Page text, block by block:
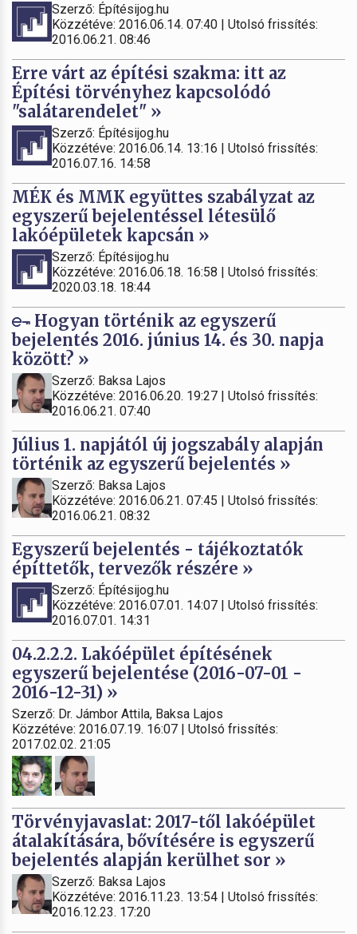
Szerző: Építésijog.hu
Közzétéve: 2016.06.14. 07:40 | Utolsó frissítés:
2016.06.21. 08:46
Erre várt az építési szakma: itt az
Építési törvényhez kapcsolódó
"salátarendelet" »
Szerző: Építésijog.hu
Közzétéve: 2016.06.14. 13:16 | Utolsó frissítés:
2016.07.16. 14:58
MÉK és MMK együttes szabályzat az
egyszerű bejelentéssel létesülő
lakóépületek kapcsán »
Szerző: Építésijog.hu
Közzétéve: 2016.06.18. 16:58 | Utolsó frissítés:
2020.03.18. 18:44
Hogyan történik az egyszerű
bejelentés 2016. június 14. és 30. napja
között? »
Szerző: Baksa Lajos
Közzétéve: 2016.06.20. 19:27 | Utolsó frissítés:
2016.06.21. 07:40
Július 1. napjától új jogszabály alapján
történik az egyszerű bejelentés »
Szerző: Baksa Lajos
Közzétéve: 2016.06.21. 07:45 | Utolsó frissítés:
2016.06.21. 08:32
Egyszerű bejelentés - tájékoztatók
építtetők, tervezők részére »
Szerző: Építésijog.hu
Közzétéve: 2016.07.01. 14:07 | Utolsó frissítés:
2016.07.01. 14:31
04.2.2.2. Lakóépület építésének
egyszerű bejelentése (2016-07-01 -
2016-12-31) »
Szerző: Dr. Jámbor Attila, Baksa Lajos
Közzétéve: 2016.07.19. 16:07 | Utolsó frissítés:
2017.02.02. 21:05
Törvényjavaslat: 2017-től lakóépület
átalakítására, bővítésére is egyszerű
bejelentés alapján kerülhet sor »
Szerző: Baksa Lajos
Közzétéve: 2016.11.23. 13:54 | Utolsó frissítés:
2016.12.23. 17:20